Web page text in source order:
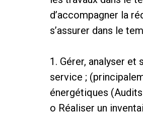
d’accompagner la
s’assurer dans le
1. Gérer, analyser
service ;
énergétiques
o Réaliser un